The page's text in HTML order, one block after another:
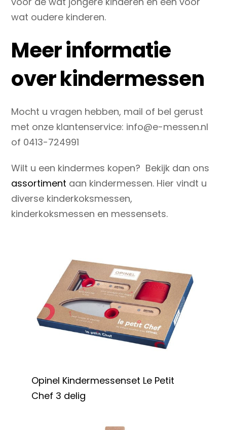
wat oudere kinderen.
Meer informatie
over kindermessen
Mocht u vragen hebben, mail of bel gerust
met onze klantenservice: info@e-messen.nl
of 0413-724991
Wilt u een kindermes kopen? Bekijk dan ons
assortiment aan kindermessen. Hier vindt u
diverse kinderkoksmessen,
kinderkoksmessen en messensets.
Opinel Kindermessenset Le Petit
Chef 3 delig